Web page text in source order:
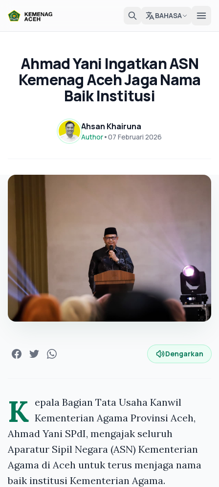
BAHASA
Ahmad Yani Ingatkan ASN
Kemenag Aceh Jaga Nama
Baik Institusi
Ahsan Khairuna
Author•07 Februari 2026
Dengarkan
K epala Bagian Tata Usaha Kanwil
Kementerian Agama Provinsi Aceh,
Ahmad Yani SPdI, mengajak seluruh
Aparatur Sipil Negara (ASN) Kementerian
Agama di Aceh untuk terus menjaga nama
baik institusi Kementerian Agama.